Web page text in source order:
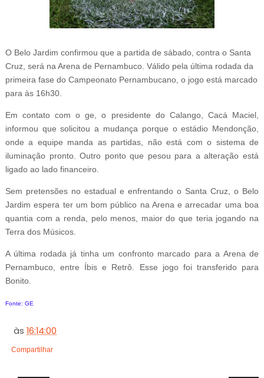
O Belo Jardim confirmou que a partida de sábado, contra o Santa
Cruz, será na Arena de Pernambuco. Válido pela última rodada da
primeira fase do Campeonato Pernambucano, o jogo está marcado
para às 16h30.
Em contato com o ge, o presidente do Calango, Cacá Maciel,
informou que solicitou a mudança porque o estádio Mendonção,
onde a equipe manda as partidas, não está com o sistema de
iluminação pronto. Outro ponto que pesou para a alteração está
ligado ao lado financeiro.
Sem pretensões no estadual e enfrentando o Santa Cruz, o Belo
Jardim espera ter um bom público na Arena e arrecadar uma boa
quantia com a renda, pelo menos, maior do que teria jogando na
Terra dos Músicos.
A última rodada já tinha um confronto marcado para a Arena de
Pernambuco, entre Íbis e Retrô. Esse jogo foi transferido para
Bonito.
Fonte: GE
às16:14:00
Compartilhar